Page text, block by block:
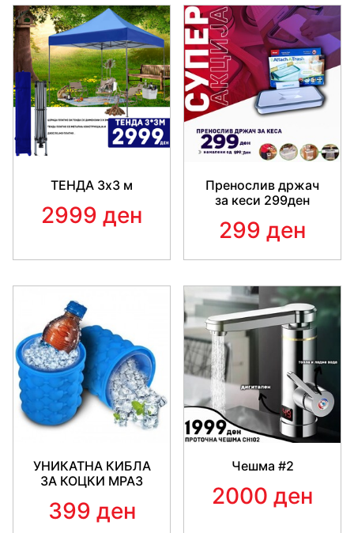
ТЕНДА 3x3 м
2999 ден
Пренослив држач
за кеси 299ден
299 ден
УНИКАТНА КИБЛА
ЗА КОЦКИ МРАЗ
399 ден
Чешма #2
2000 ден